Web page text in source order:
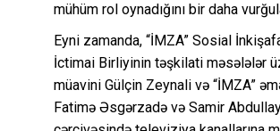
mühüm rol oynadığını bir daha
Eyni zamanda, “İMZA” Sosial
İctimai Birliyinin təşkilati məsələlər
müavini Gülçin Zeynali və “İMZA”
Fatimə Əsgərzadə və Samir